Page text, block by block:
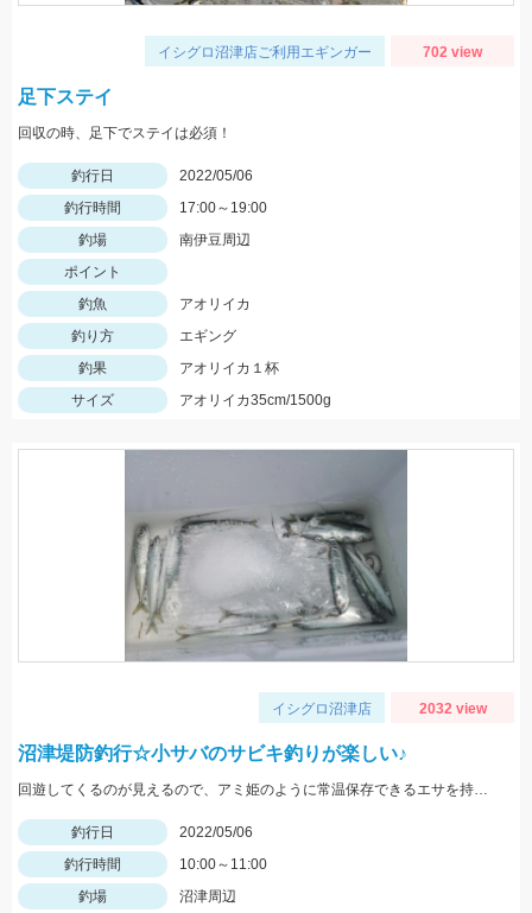
イシグロ沼津店ご利用エギンガー 702 view
足下ステイ
回収の時、足下でステイは必須！
釣行日
2022/05/06
釣行時間
17:00～19:00
釣場
南伊豆周辺
ポイント
釣魚
アオリイカ
釣り方
エギング
釣果
アオリイカ１杯
サイズ
アオリイカ35cm/1500g
イシグロ沼津店 2032 view
沼津堤防釣行☆小サバのサビキ釣りが楽しい♪
回遊してくるのが見えるので、アミ姫のように常温保存できるエサを持っていくとすぐに狙えます♪
釣行日
2022/05/06
釣行時間
10:00～11:00
釣場
沼津周辺